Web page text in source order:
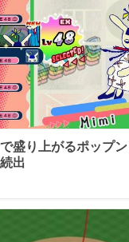
盛り上がるポップン
出